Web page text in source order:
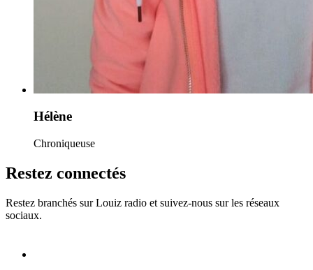
Hélène
Chroniqueuse
Restez connectés
Restez branchés sur Louiz radio et suivez-nous sur les réseaux
sociaux.